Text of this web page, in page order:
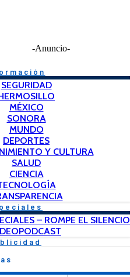
-Anuncio-
SEGURIDAD
MÉXICO
SONORA
MUNDO
DEPORTES
Y CULTURA
SALUD
CIENCIA
– ROMPE EL SILENCIO